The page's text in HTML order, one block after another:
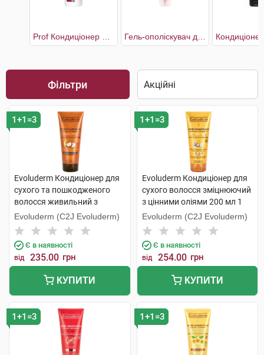
Фільтри
1+1=3
Evoluderm Кондиціонер для
сухого та пошкодженого
волосся живильний з
аргановою олією 200 мл 1
туба
Evoluderm (C2J Evoluderm)
Є в наявності
від 235.00 грн
КУПИТИ
1+1=3
Evoluderm Кондиціонер для
сухого волосся зміцнюючий
з цінними оліями 200 мл 1
туба
Evoluderm (C2J Evoluderm)
Є в наявності
від 254.00 грн
КУПИТИ
1+1=3 1+1=3